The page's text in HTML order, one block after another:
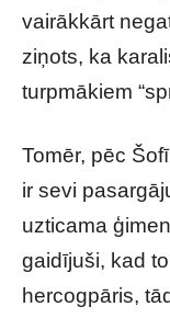
vairākkārt
ziņots, ka
turpmākiem
Tomēr, pēc
ir sevi
uzticama
gaidījuši, kad
hercogpāris,